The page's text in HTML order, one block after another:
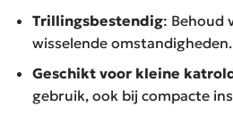
Trillingsbestendig: Behoud
wisselende omstandigheden.
Geschikt voor kleine
gebruik, ook bij compacte